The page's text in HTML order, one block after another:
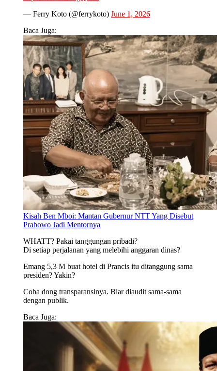
— Ferry Koto (@ferrykoto) June 1, 2026
Baca Juga:
Kisah Ben Mboi: Mantan Gubernur NTT Yang Disebut
Prabowo Jadi Mentornya
WHATT? Pakai tanggungan pribadi?
Di setiap perjalanan yang melebihi anggaran dinas?
Emang 5,3 M buat hotel di Prancis itu ditanggung sama
presiden? Yakin?
Coba dong transparansinya. Biar diaudit sama-sama
dengan publik.
Baca Juga: